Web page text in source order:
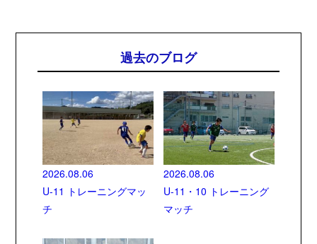
過去のブログ
2026.08.06
U-11 トレーニングマッ
チ
2026.08.06
U-11・10 トレーニング
マッチ